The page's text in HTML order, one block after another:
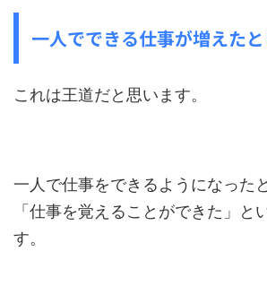
一人でできる仕事が増えた
これは王道だと思います。
一人で仕事をできるようになった
「仕事を覚えることができた」と
す。